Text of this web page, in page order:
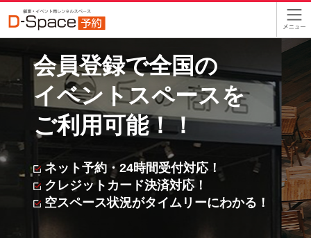
会員登録で全国の
イベントスペースを
ご利用可能！！
ネット予約・24時間受付対応！
クレジットカード決済対応！
空スペース状況がタイムリーにわかる！